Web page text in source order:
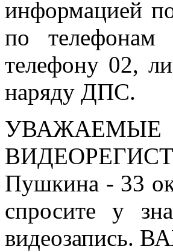
информацией
по
телефону 02,
наряду ДПС.
УВАЖАЕМЫЕ
Пушкина - 33
спросите у